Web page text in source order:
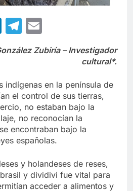
LinkedIn
Telegram
Zubiría – Investigador
cultural*.
indígenas en la península de
el control de sus tierras,
no estaban bajo la
no reconocían la
encontraban bajo la
españolas.
y holandeses de reses,
y dividivi fue vital para
acceder a alimentos y